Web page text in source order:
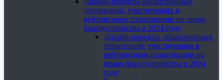
территорий, участвующих в
рейтинговом голосовании на право
благоустройства в 2024 году
Дизайн-проекты общественных
территорий, участвующих в
рейтинговом голосовании на
право благоустройства в 2024
году